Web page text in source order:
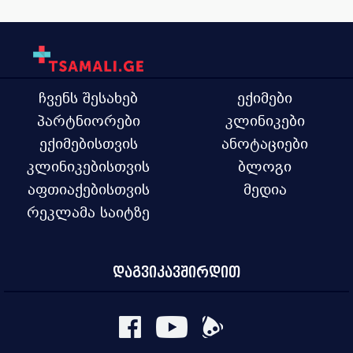
ჩვენს შესახებ
პარტნიორები
ექიმებისთვის
კლინიკებისთვის
აფთიაქებისთვის
რეკლამა საიტზე
ექიმები
კლინიკები
ანოტაციები
ბლოგი
მედია
დაგვიკავშირდით